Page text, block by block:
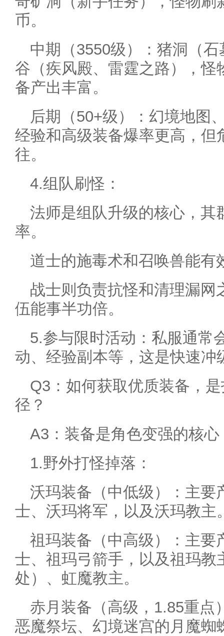
币。
中期（3550级）：猪洞（
谷（疾风殿、雷霆之路），怪
备产出丰富。
后期（50+级）：幻境地图
经验和高级装备爆率更高，但
往。
4.组队刷怪：
法师是组队升级的核心，其
率。
道士的施毒术和召唤兽能有
战士则负责抗怪和清理漏网
伍能事半功倍。
5.参与限时活动：私服通常
动、经验副本等，这是快速冲
Q3：如何获取优质装备，
径？
A3：装备是角色变强的核
1.野外打怪掉落：
沃玛装备（中低级）：主要
士、沃玛将军，以及沃玛教主
祖玛装备（中高级）：主要
士、祖玛弓箭手，以及祖玛教
处）、虹魔教主。
赤月装备（高级，1.85重点
恶魔祭坛、幻境迷宫的月魔蜘